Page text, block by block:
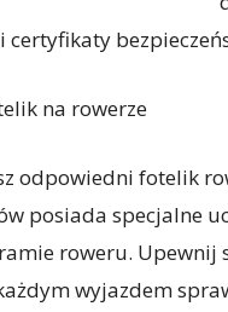
certyfikaty
na rowerze
odpowiedni fotelik
posiada specjalne
roweru.
wyjazdem